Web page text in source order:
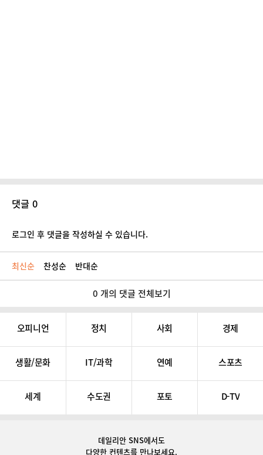
댓글 0
로그인 후 댓글을 작성하실 수 있습니다.
최신순 찬성순 반대순
0 개의 댓글 전체보기
오피니언 정치 사회 경제
생활/문화 IT/과학 연예 스포츠
세계 수도권 포토 D-TV
데일리안 SNS에서도
다양한 컨텐츠를 만나보세요.